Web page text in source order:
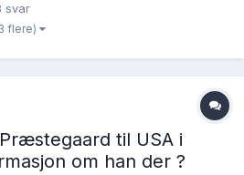
1806 - 1815 og gift med Mons
svar
flere)
til USA i
om han der ?